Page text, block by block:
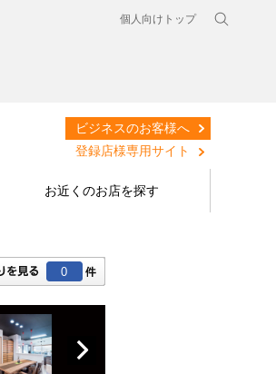
個人向けトップ
ビジネスのお客様へ
登録店様専用サイト
お近くのお店を探す
0